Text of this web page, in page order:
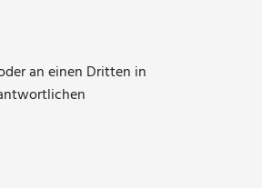
an einen Dritten in